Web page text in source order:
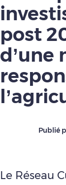
post
d’une
Publié
Le Réseau